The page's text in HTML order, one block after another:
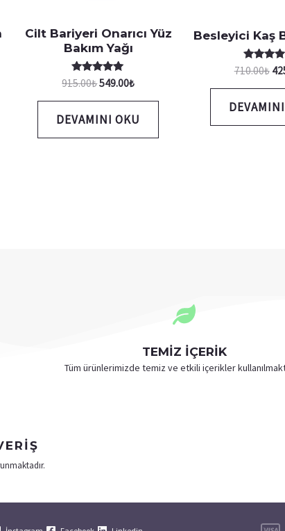
Cilt Bariyeri Onarıcı Yüz
Bakım Yağı
5 üzerinden
oy aldı
915.00₺549.00₺
DEVAMINI OKU
Besleyici Kaş
5
oy aldı
710.00₺
TEMİZ İÇERİK
Tüm ürünlerimizde temiz ve etkili içerikler